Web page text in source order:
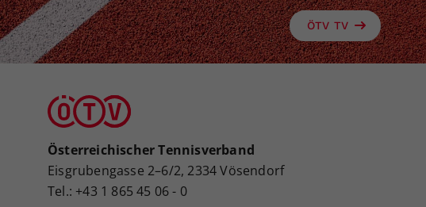
ÖTV TV
Österreichischer Tennisverband
Eisgrubengasse 2–6/2, 2334 Vösendorf
Tel.: +43 1 865 45 06 - 0